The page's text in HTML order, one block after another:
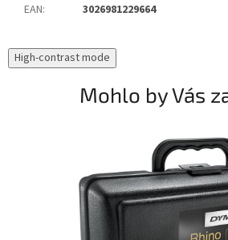
EAN: 3026981229664
High-contrast mode
Mohlo by Vás